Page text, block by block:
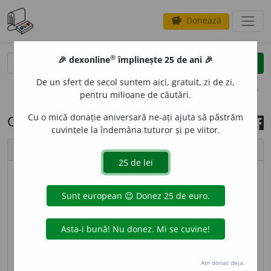
savings Donează
opțiuni
Cuvântul zilei, 25 iunie 2023
imagine © Cristina Monea
ETEROGEN, -Ă, eterogeni, -e, adj. 1.(Despre
elementele unui întreg) Diferit, felurit, deosebit;
Cu origine sau proveniență deosebită.2.(Înv.; în
🎉 dexonline® împlinește 25 de ani 🎉
De un sfert de secol suntem aici, gratuit, zi de zi,
pentru milioane de căutări.
Cu o mică donație aniversară ne-ați ajuta să păstrăm
cuvintele la îndemâna tuturor și pe viitor.
Am donat deja.